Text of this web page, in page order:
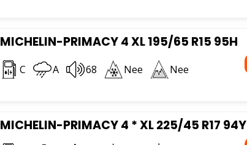
MICHELIN-PRIMACY 4 XL 195/65 R15 95H
C A 68 Nee Nee
MICHELIN-PRIMACY 4 * XL 225/45 R17 94Y